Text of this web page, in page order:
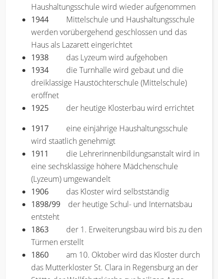
Haushaltungsschule wird wieder aufgenommen
1944 Mittelschule und Haushaltungsschule
werden vorübergehend geschlossen und das
Haus als Lazarett eingerichtet
1938 das Lyzeum wird aufgehoben
1934 die Turnhalle wird gebaut und die
dreiklassige Haustöchterschule (Mittelschule)
eröffnet
1925 der heutige Klosterbau wird errichtet
1917 eine einjährige Haushaltungsschule
wird staatlich genehmigt
1911 die Lehrerinnenbildungsanstalt wird in
eine sechsklassige höhere Mädchenschule
(Lyzeum) umgewandelt
1906 das Kloster wird selbstständig
1898/99 der heutige Schul- und Internatsbau
entsteht
1863 der 1. Erweiterungsbau wird bis zu den
Türmen erstellt
1860
am 10. Oktober wird das Kloster durch
das Mutterkloster St. Clara in Regensburg an der